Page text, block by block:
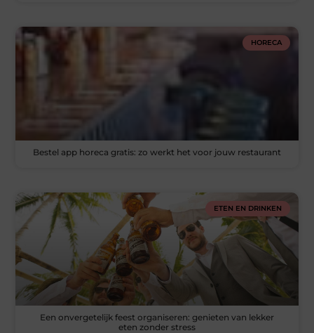
HORECA
Bestel app horeca gratis: zo werkt het voor jouw restaurant
ETEN EN DRINKEN
Een onvergetelijk feest organiseren: genieten van lekker
eten zonder stress